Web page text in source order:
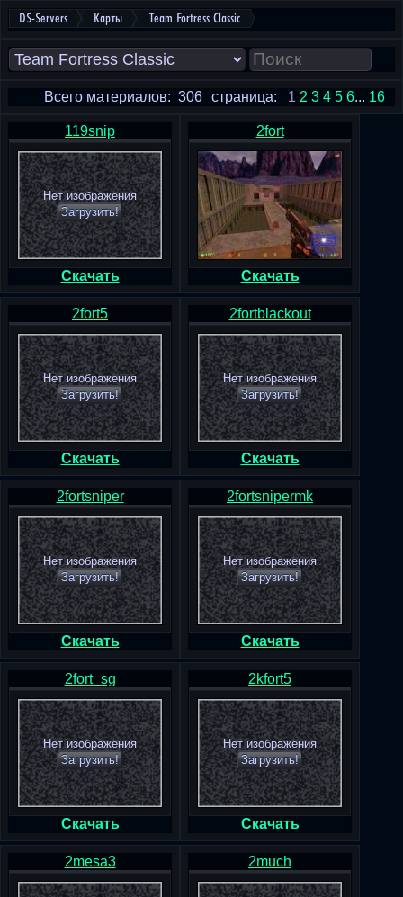
DS-Servers Карты Team Fortress Classic
страница: 1 2 3 4 5 6... 16
Всего материалов: 306
119snip
Нет изображения
Загрузить!
Скачать
2fort
Скачать
2fort5
Нет изображения
Загрузить!
Скачать
2fortblackout
Нет изображения
Загрузить!
Скачать
2fortsniper
Нет изображения
Загрузить!
Скачать
2fortsnipermk
Нет изображения
Загрузить!
Скачать
2fort_sg
Нет изображения
Загрузить!
Скачать
2kfort5
Нет изображения
Загрузить!
Скачать
2mesa3 2much